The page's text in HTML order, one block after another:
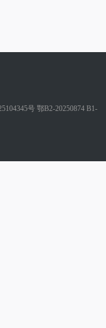
号 鄂B2-20250874 B1-